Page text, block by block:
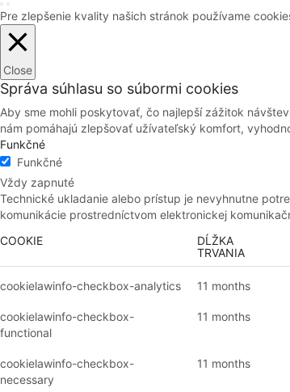
Pre zlepšenie kvality našich stránok používame
Close
Správa súhlasu so súbormi cookies
Aby sme mohli poskytovať, čo najlepší zážitok
nám pomáhajú zlepšovať užívateľský komfort,
Funkčné
Funkčné
Vždy zapnuté
Technické ukladanie alebo prístup je nevyhnutne
komunikácie prostredníctvom elektronickej
COOKIE
DĹŽKA
TRVANIA
cookielawinfo-checkbox-analytics 11 months
cookielawinfo-checkbox-
functional
11 months
cookielawinfo-checkbox-
necessary
11 months